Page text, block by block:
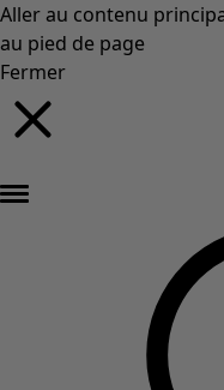
Aller au contenu
au pied de page
Fermer